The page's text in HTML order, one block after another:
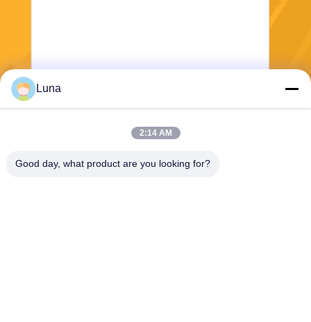
Luna
2:14 AM
Good day, what product are you looking for?